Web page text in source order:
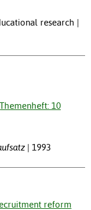
research |
10
1993
reform